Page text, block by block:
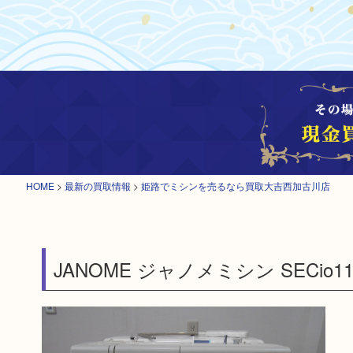
HOME > 最新の買取情報 > 姫路でミシンを売るなら買取大吉西加古川店
JANOME ジャノメミシン